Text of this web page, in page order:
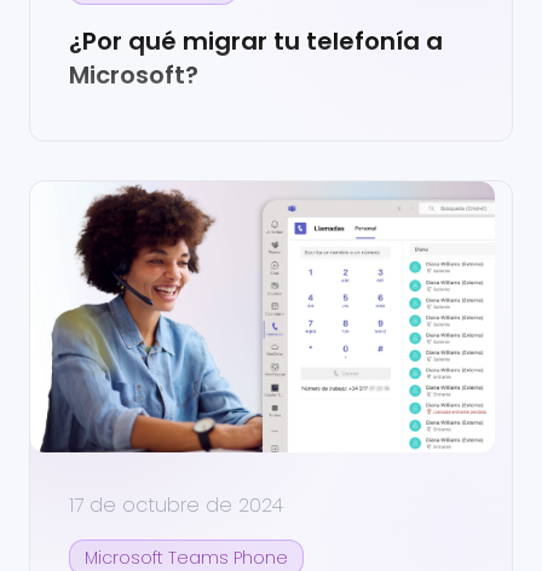
¿Por qué migrar tu telefonía a
Microsoft?
17 de octubre de 2024
Microsoft Teams Phone